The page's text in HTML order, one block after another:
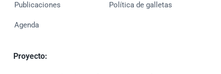
Publicaciones
Agenda
Política de galletas
Proyecto: